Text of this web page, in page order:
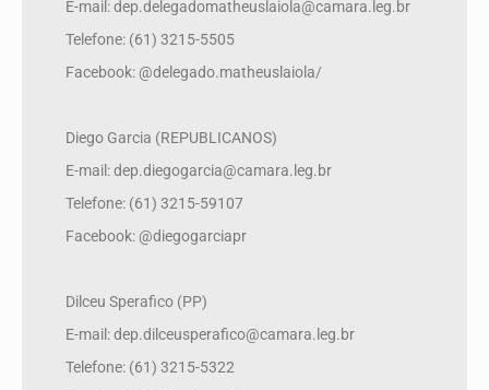
E-mail: dep.delegadomatheuslaiola@camara.leg.br
Telefone: (61) 3215-5505
Facebook: @delegado.matheuslaiola/
Diego Garcia (REPUBLICANOS)
E-mail: dep.diegogarcia@camara.leg.br
Telefone: (61) 3215-59107
Facebook: @diegogarciapr
Dilceu Sperafico (PP)
E-mail: dep.dilceusperafico@camara.leg.br
Telefone: (61) 3215-5322